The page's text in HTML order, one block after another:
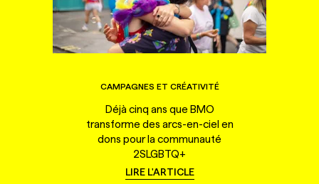
CAMPAGNES ET CRÉATIVITÉ
Déjà cinq ans que BMO
transforme des arcs-en-ciel en
dons pour la communauté
2SLGBTQ+
LIRE L'ARTICLE